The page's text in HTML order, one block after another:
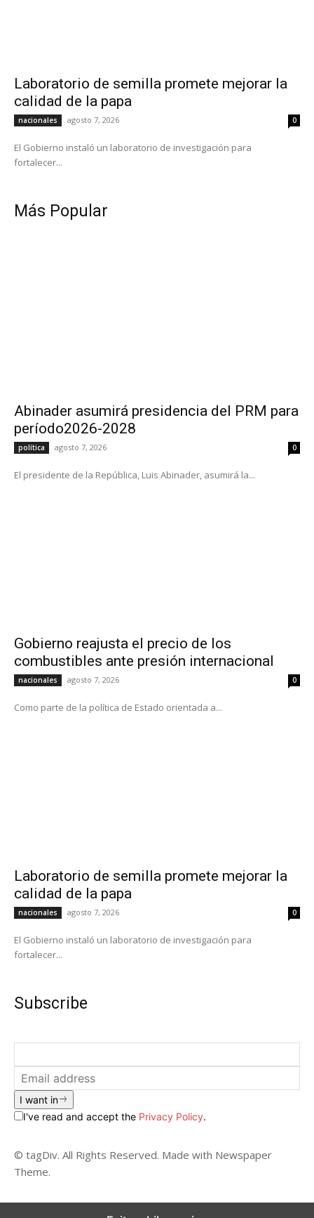
Laboratorio de semilla promete mejorar la
calidad de la papa
nacionales agosto 7, 2026 0
El Gobierno instaló un laboratorio de investigación para
fortalecer...
Más Popular
Abinader asumirá presidencia del PRM para
período2026-2028
política agosto 7, 2026 0
El presidente de la República, Luis Abinader, asumirá la...
Gobierno reajusta el precio de los
combustibles ante presión internacional
nacionales agosto 7, 2026 0
Como parte de la política de Estado orientada a...
Laboratorio de semilla promete mejorar la
calidad de la papa
nacionales agosto 7, 2026 0
El Gobierno instaló un laboratorio de investigación para
fortalecer...
Subscribe
I want in
I've read and accept the Privacy Policy.
© tagDiv. All Rights Reserved. Made with Newspaper
Theme.